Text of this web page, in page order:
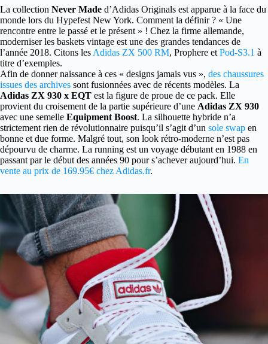
La collection Never Made d’Adidas Originals est apparue à la face du
monde lors du Hypefest New York. Comment la définir ? « Une
rencontre entre le passé et le présent » ! Chez la firme allemande,
moderniser les baskets vintage est une des grandes tendances de
l’année 2018. Citons les Adidas ZX 500 RM, Prophere et Pod-S3.1 à
titre d’exemples.
Afin de donner naissance à ces « designs jamais vus », des chaussures
issues des archives sont fusionnées avec de récents modèles. La
Adidas ZX 930 x EQT est la figure de proue de ce pack. Elle
provient du croisement de la partie supérieure d’une Adidas ZX 930
avec une semelle Equipment Boost. La silhouette hybride n’a
strictement rien de révolutionnaire puisqu’il s’agit d’un sole swap en
bonne et due forme. Malgré tout, son look rétro-moderne n’est pas
dépourvu de charme. La running est un voyage débutant en 1988 en
passant par le début des années 90 pour s’achever aujourd’hui. En
vente au prix de 169.95€ chez Adidas.fr.